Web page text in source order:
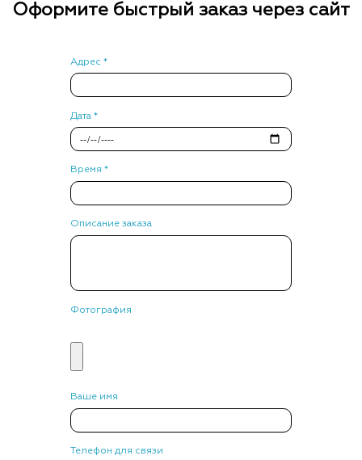
Оформите быстрый заказ через сайт
Адрес *
Дата *
Время *
Описание заказа
Фотография
Ваше имя
Телефон для связи